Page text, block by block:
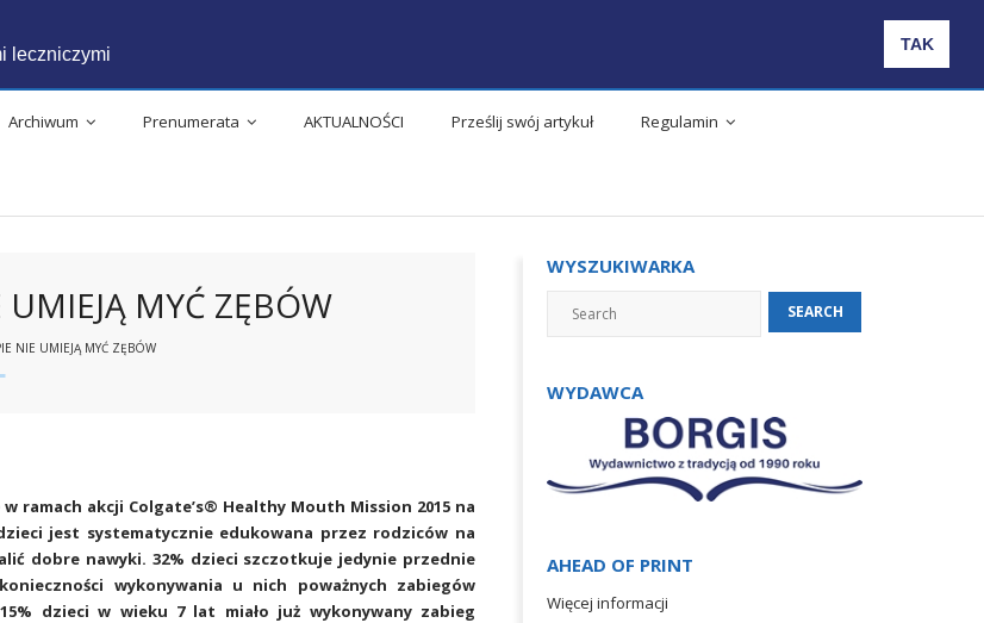
Archiwum Prenumerata AKTUALNOŚCI Prześlij swój artykuł Regulamin
MYĆ ZĘBÓW
NIE UMIEJĄ MYĆ ZĘBÓW
ramach akcji Colgate’s® Healthy Mouth Mission 2015 na
jest systematycznie edukowana przez rodziców na
dobre nawyki. 32% dzieci szczotkuje jedynie przednie
wykonywania u nich poważnych zabiegów
dzieci w wieku 7 lat miało już wykonywany zabieg
WYSZUKIWARKA
WYDAWCA
AHEAD OF PRINT
Więcej informacji
leczniczymi
TAK